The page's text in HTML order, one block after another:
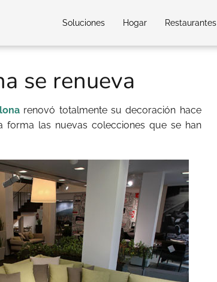
Soluciones Hogar Restaurantes
se renueva
renovó totalmente su decoración hace
forma las nuevas colecciones que se han